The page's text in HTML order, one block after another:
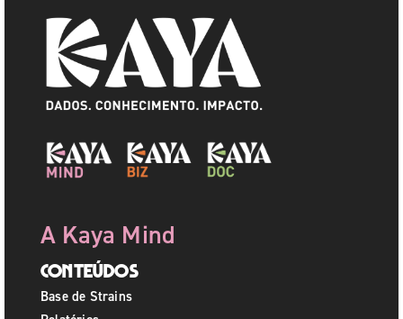
A Kaya Mind
Conteúdos
Base de Strains